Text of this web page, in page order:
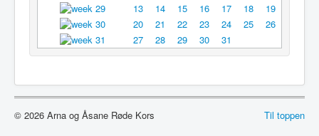
13
14 15 16 17 18
19
20
21 22 23 24 25
26
27
28 29 30 31
Til toppen
© 2026 Arna og Åsane Røde Kors